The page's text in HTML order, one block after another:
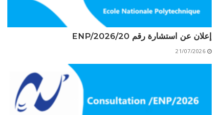
إعلان عن استشارة رقم 20/ENP/2026
21/07/2026